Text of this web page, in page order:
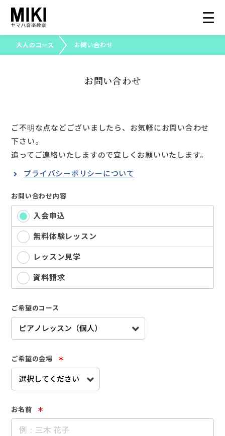
生徒さまの声
ピアノ・エレクトーンコンクール
お申込み・お問い合わせ
大人のコース お問い合わせ
お問い合わせ
ご不明な点などございましたら、お気軽にお問い合わせ
下さい。
追ってご連絡いたしますので宜しくお願いいたします。
プライバシーポリシーについて
お問い合わせ内容
入会申込
無料体験レッスン
レッスン見学
資料請求
ご希望のコース
ご希望の会場 ＊
お名前 ＊